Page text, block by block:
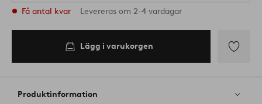
Få antal kvar Levereras om 2-4 vardagar
Lägg i varukorgen
till
favoriter
Produktinformation